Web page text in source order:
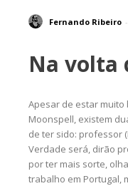
Fernando Ribeiro -
Na volta
Apesar de estar
Moonspell, existem
de ter sido: professor
Verdade será, dirão
por ter mais sorte,
trabalho em Portugal,